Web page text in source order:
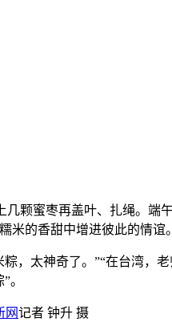
几颗蜜枣再盖叶、扎绳。
米的香甜中增进彼此的情谊。
太神奇了。”“在台湾，
。
网记者 钟升 摄